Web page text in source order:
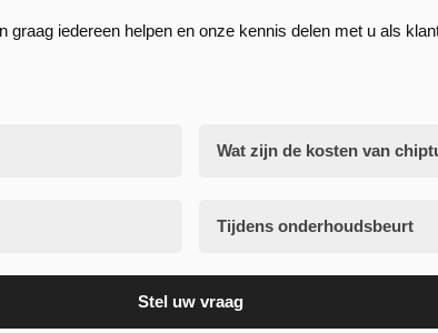
iedereen helpen en onze kennis delen met u als
Wat zijn de kosten van
Tijdens onderhoudsbeurt
Stel uw vraag